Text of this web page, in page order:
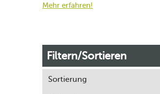
Mehr erfahren!
Filtern/Sortieren
Sortierung